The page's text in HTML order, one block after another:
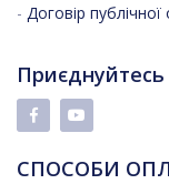
- Договір
Приєднуйтесь
СПОСОБИ